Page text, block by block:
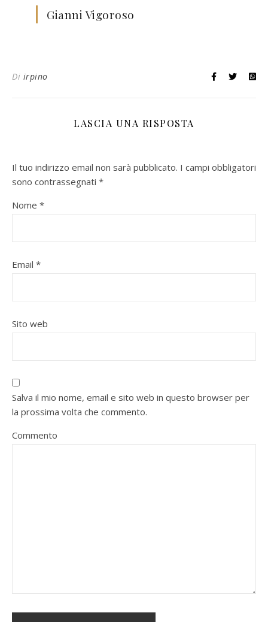
Gianni Vigoroso
Di irpino
LASCIA UNA RISPOSTA
Il tuo indirizzo email non sarà pubblicato. I campi obbligatori
sono contrassegnati *
Nome *
Email *
Sito web
Salva il mio nome, email e sito web in questo browser per
la prossima volta che commento.
Commento